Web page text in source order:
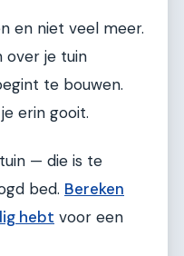
en niet veel meer.
over je tuin
te bouwen.
erin gooit.
— die is te
bed. Bereken
hebt voor een